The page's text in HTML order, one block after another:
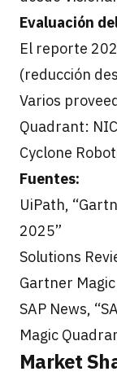
Evaluación
El reporte
(reducción
Varios
Quadrant:
Cyclone
Fuentes:
UiPath,
2025”
Solutions
Gartner
SAP News,
Magic
Market